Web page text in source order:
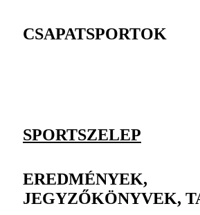
CSAPATSPORTOK
SPORTSZELEP
EREDMÉNYEK,
JEGYZŐKÖNYVEK,